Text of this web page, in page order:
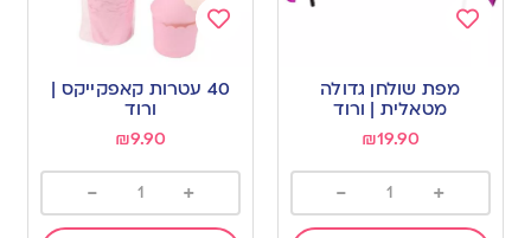
wishlist
מפת שולחן גדולה
מטאלית | ורוד
₪19.90
+
-
to
40 עטרות קאפקייקס |
ורוד
₪9.90
+
-